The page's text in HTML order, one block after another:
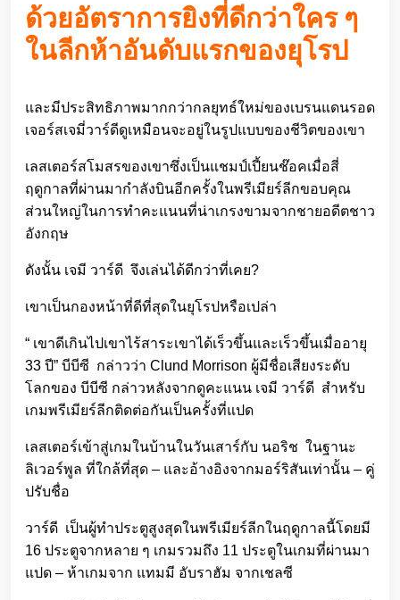
ด้วยอัตราการยิงที่ดีกว่าใคร ๆ
ในลีกห้าอันดับแรกของยุโรป
และมีประสิทธิภาพมากกว่ากลยุทธ์ใหม่ของเบรนแดนรอด
เจอร์สเจมี่วาร์ดีดูเหมือนจะอยู่ในรูปแบบของชีวิตของเขา
เลสเตอร์สโมสรของเขาซึ่งเป็นแชมป์เปี้ยนช๊อคเมื่อสี่
ฤดูกาลที่ผ่านมากำลังบินอีกครั้งในพรีเมียร์ลีกขอบคุณ
ส่วนใหญ่ในการทำคะแนนที่น่าเกรงขามจากชายอดีตชาว
อังกฤษ
ดังนั้น เจมี วาร์ดี จึงเล่นได้ดีกว่าที่เคย?
เขาเป็นกองหน้าที่ดีที่สุดในยุโรปหรือเปล่า
“ เขาดีเกินไปเขาไร้สาระเขาได้เร็วขึ้นและเร็วขึ้นเมื่ออายุ
33 ปี” บีบีซี กล่าวว่า Clund Morrison ผู้มีชื่อเสียงระดับ
โลกของ บีบีซี กล่าวหลังจากดูคะแนน เจมี วาร์ดี สำหรับ
เกมพรีเมียร์ลีกติดต่อกันเป็นครั้งที่แปด
เลสเตอร์เข้าสู่เกมในบ้านในวันเสาร์กับ นอริช ในฐานะ
ลิเวอร์พูล ที่ใกล้ที่สุด – และอ้างอิงจากมอร์ริสันเท่านั้น – คู่
ปรับชื่อ
วาร์ดี เป็นผู้ทำประตูสูงสุดในพรีเมียร์ลีกในฤดูกาลนี้โดยมี
16 ประตูจากหลาย ๆ เกมรวมถึง 11 ประตูในเกมที่ผ่านมา
แปด – ห้าเกมจาก แทมมี อับราฮัม จากเชลซี